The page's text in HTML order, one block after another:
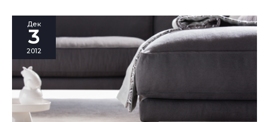
Дек
3
2012
Новости
шоу-
Карло
рассказывает
о
ножках
дивана